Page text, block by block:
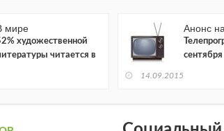
мире
художественной
читается в
Анонс
сентября
14.09.2015